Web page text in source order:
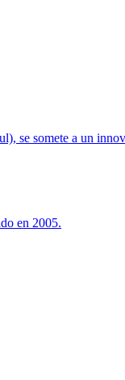
se somete a un
en 2005.